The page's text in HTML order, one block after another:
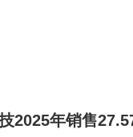
2025年销售